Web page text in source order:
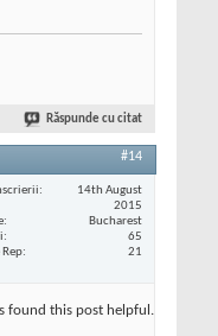
Răspunde cu citat
#14
14th August
2015
Bucharest
65
21
found this post helpful.